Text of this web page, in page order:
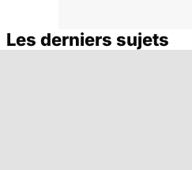
Les derniers sujets